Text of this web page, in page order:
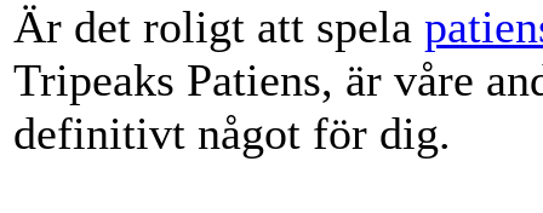
Är det roligt att spela
Tripeaks Patiens, är våre
definitivt något för dig.